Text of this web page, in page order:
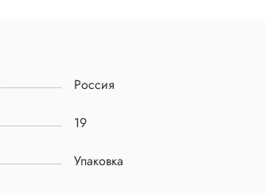
Россия
19
Упаковка